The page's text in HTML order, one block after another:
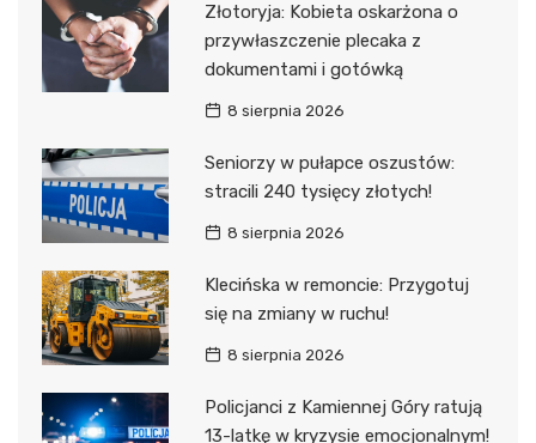
Złotoryja: Kobieta oskarżona o
przywłaszczenie plecaka z
dokumentami i gotówką
8 sierpnia 2026
Seniorzy w pułapce oszustów:
stracili 240 tysięcy złotych!
8 sierpnia 2026
Klecińska w remoncie: Przygotuj
się na zmiany w ruchu!
8 sierpnia 2026
Policjanci z Kamiennej Góry ratują
13-latkę w kryzysie emocjonalnym!